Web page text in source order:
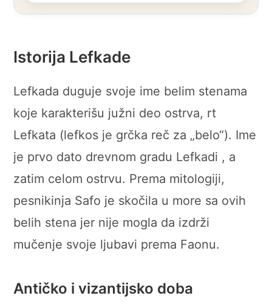
Istorija Lefkade
Lefkada duguje svoje ime belim stenama
koje karakterišu južni deo ostrva, rt
Lefkata (lefkos je grčka reč za „belo“). Ime
je prvo dato drevnom gradu Lefkadi , a
zatim celom ostrvu. Prema mitologiji,
pesnikinja Safo je skočila u more sa ovih
belih stena jer nije mogla da izdrži
mučenje svoje ljubavi prema Faonu.
Antičko i vizantijsko doba